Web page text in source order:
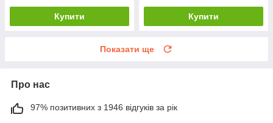
Купити Купити
Показати ще
Про нас
97% позитивних з 1946 відгуків за рік